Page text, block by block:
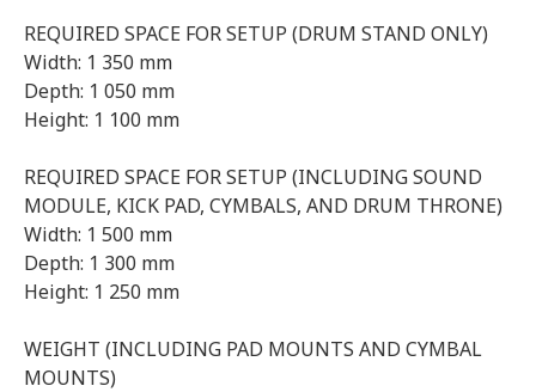
REQUIRED SPACE FOR SETUP (DRUM STAND ONLY)
Width: 1 350 mm
Depth: 1 050 mm
Height: 1 100 mm
REQUIRED SPACE FOR SETUP (INCLUDING SOUND
MODULE, KICK PAD, CYMBALS, AND DRUM THRONE)
Width: 1 500 mm
Depth: 1 300 mm
Height: 1 250 mm
WEIGHT (INCLUDING PAD MOUNTS AND CYMBAL
MOUNTS)